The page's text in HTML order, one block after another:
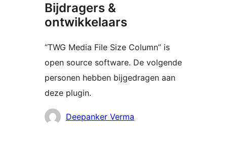
Bijdragers &
ontwikkelaars
“TWG Media File Size Column” is
open source software. De volgende
personen hebben bijgedragen aan
deze plugin.
BijdragersDeepanker Verma